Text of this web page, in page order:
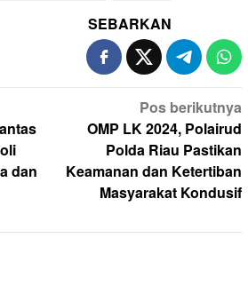
SEBARKAN
dan
Pos berikutnya
OMP LK 2024, Polairud
Polda Riau Pastikan
Keamanan dan Ketertiban
Masyarakat Kondusif